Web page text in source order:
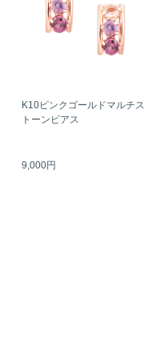
K10ピンクゴールドマルチス
トーンピアス
9,000円